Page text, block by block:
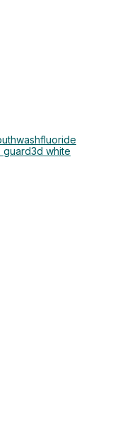
fluoride
guard3d white